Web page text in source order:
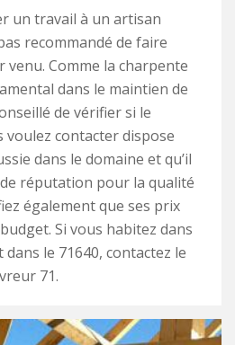
un travail à un artisan
recommandé de faire
venu. Comme la charpente
dans le maintien de
de vérifier si le
contacter dispose
dans le domaine et qu’il
réputation pour la qualité
également que ses prix
Si vous habitez dans
dans le 71640, contactez le
71.